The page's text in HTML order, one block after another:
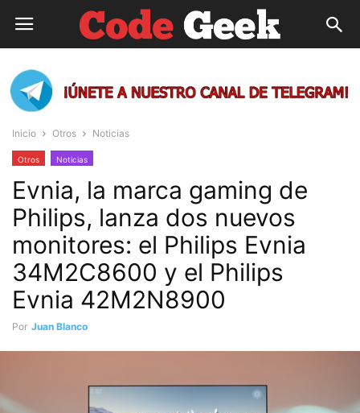
Inicio Otros Noticias
Otros Noticias
Evnia, la marca gaming de
Philips, lanza dos nuevos
monitores: el Philips Evnia
34M2C8600 y el Philips
Evnia 42M2N8900
Por Juan Blanco